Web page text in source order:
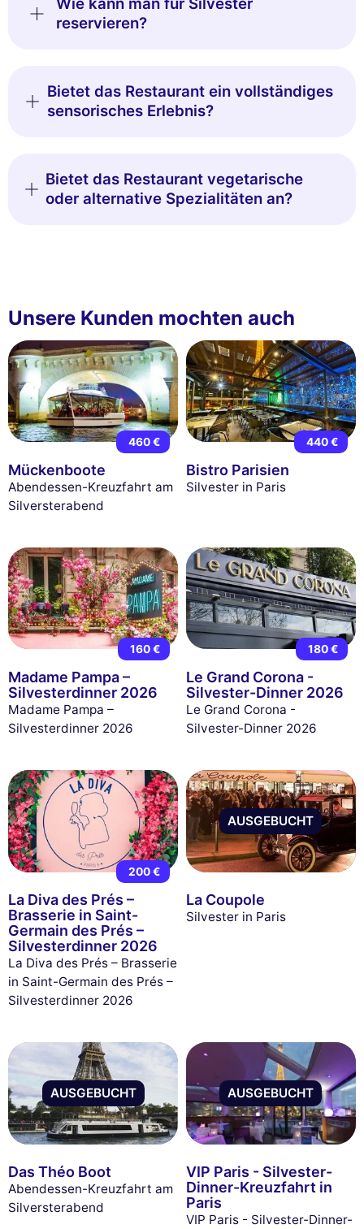
reservieren?
Bietet das Restaurant ein vollständiges
sensorisches Erlebnis?
Bietet das Restaurant vegetarische
oder alternative Spezialitäten an?
Unsere Kunden mochten auch
460 €
Mückenboote
Abendessen-Kreuzfahrt am
Silversterabend
440 €
Bistro Parisien
Silvester in Paris
160 €
Madame Pampa –
Silvesterdinner 2026
Madame Pampa –
Silvesterdinner 2026
180 €
Le Grand Corona -
Silvester-Dinner 2026
Le Grand Corona -
Silvester-Dinner 2026
200 €
La Diva des Prés –
Brasserie in Saint-
Germain des Prés –
Silvesterdinner 2026
La Diva des Prés – Brasserie
in Saint-Germain des Prés –
Silvesterdinner 2026
AUSGEBUCHT
La Coupole
Silvester in Paris
AUSGEBUCHT
Das Théo Boot
Abendessen-Kreuzfahrt am
Silversterabend
AUSGEBUCHT
VIP Paris - Silvester-
Dinner-Kreuzfahrt in
Paris
VIP Paris - Silvester-Dinner-